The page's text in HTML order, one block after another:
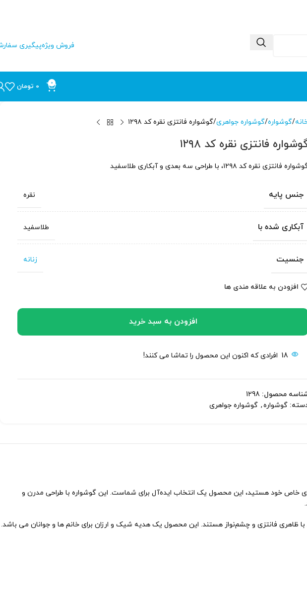
فروش ویژهپیگیری
0
0 تومان
گوشواره گوشواره جواهری گوشواره فانتزی نقره کد ۱۲۹۸
فانتزی نقره کد ۱۲۹۸
فانتزی نقره کد ۱۲۹۸، با طراحی سه بعدی و آبکاری طلاسفید
جنس پایه نقره
آبکاری شده با طلاسفید
جنسیت زنانه
افزودن به علاقه مندی ها
افزودن به سبد خرید
18 افرادی که اکنون این محصول را تماشا می کنند!
محصول: 1298
گوشواره, گوشواره جواهری
خاص خود هستید، این محصول یک انتخاب ایده‌آل برای شماست. این گوشواره با طراحی مدرن و
ظاهری فانتزی و چشم‌نواز هستند. این محصول یک هدیه شیک و ارزان برای خانم ها و جوانان می باشد.